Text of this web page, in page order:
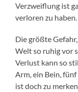
Verzweiflung ist
verloren zu haben.
Die größte
Welt so ruhig vor
Verlust kann so
Arm, ein Bein,
ist doch zu merken.